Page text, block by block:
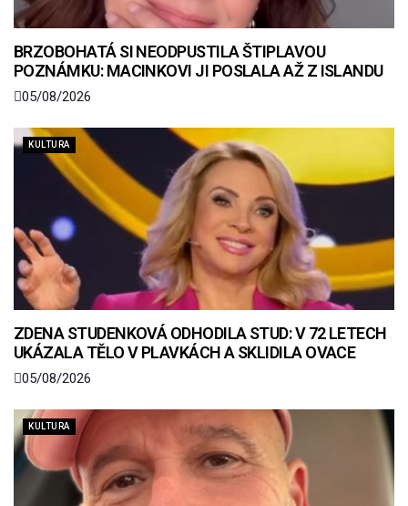
BRZOBOHATÁ SI NEODPUSTILA ŠTIPLAVOU
POZNÁMKU: MACINKOVI JI POSLALA AŽ Z ISLANDU
05/08/2026
KULTURA
ZDENA STUDENKOVÁ ODHODILA STUD: V 72 LETECH
UKÁZALA TĚLO V PLAVKÁCH A SKLIDILA OVACE
05/08/2026
KULTURA